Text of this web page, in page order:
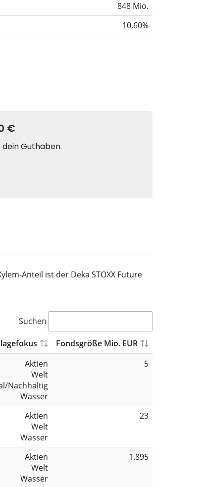
848 Mio.
10,60%
Anteil ist der Deka STOXX Future
Suchen
Fondsgröße Mio. EUR
Aktien
Welt
Nachhaltig
Wasser
5
Aktien
Welt
Wasser
23
Aktien
Welt
Wasser
1.895